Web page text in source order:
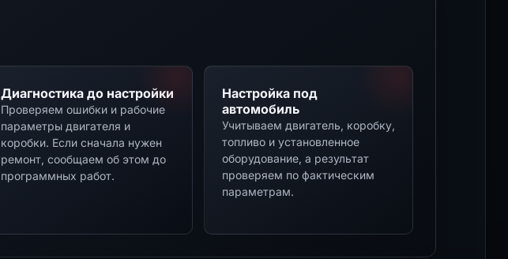
Диагностика до настройки
Проверяем ошибки и рабочие
параметры двигателя и
коробки. Если сначала нужен
ремонт, сообщаем об этом до
программных работ.
Настройка под
автомобиль
Учитываем двигатель, коробку,
топливо и установленное
оборудование, а результат
проверяем по фактическим
параметрам.